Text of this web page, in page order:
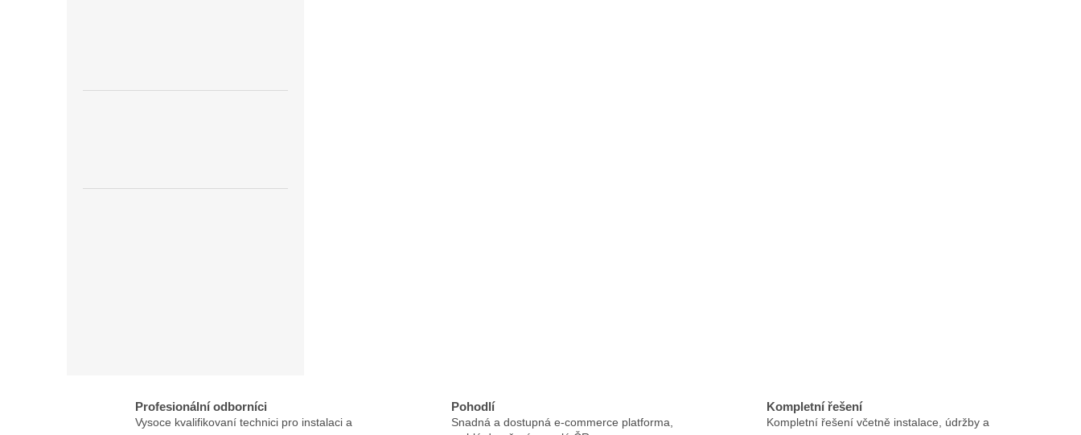
Profesionální odborníci
Vysoce kvalifikovaní technici pro instalaci a
Pohodlí
Snadná a dostupná e-commerce platforma,
Kompletní řešení
Kompletní řešení včetně instalace, údržby a